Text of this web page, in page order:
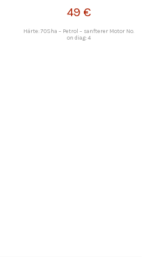
49 €
Härte: 70Sha – Petrol – sanfterer Motor No.
on diag: 4